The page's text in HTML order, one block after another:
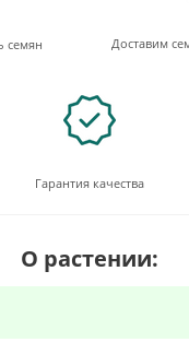
семян Доставим
Гарантия качества
О растении: